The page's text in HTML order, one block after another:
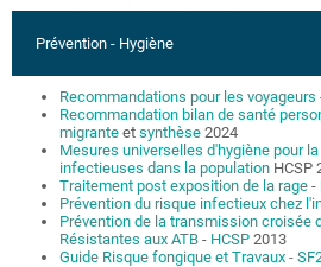
Prévention - Hygiène
Recommandations pour les voyageurs
Recommandation bilan de santé
migrante et synthèse 2024
Mesures universelles d'hygiène pour
infectieuses dans la population HCSP
Traitement post exposition de la rage -
Prévention du risque infectieux chez
Prévention de la transmission croisée
Résistantes aux ATB - HCSP 2013
Guide Risque fongique et Travaux -